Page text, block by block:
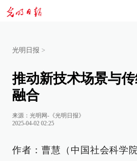
光明日报 >
推动新技术场景与
融合
来源： 光明网-《光明日报》
2025-04-02 02:25
作者：曹慧（中国社会科学